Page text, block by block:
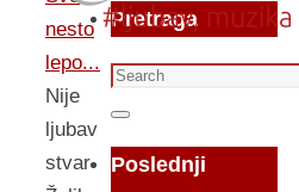
nesto
lepo...
Nije
ljubav
stvar-
Pretraga
Search
for:
Search
Poslednji